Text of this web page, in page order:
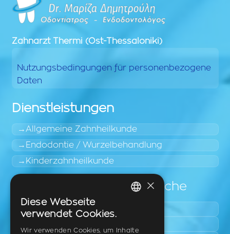
Zahnarzt Thermi (Ost-Thessaloniki)
Nutzungsbedingungen für personenbezogene
Daten
Dienstleistungen
Allgemeine Zahnheilkunde
Endodontie / Wurzelbehandlung
Kinderzahnheilkunde
Leicht zugängliche Bereiche
ENGLISH
×
Diese Webseite
verwendet Cookies.
Wir verwenden Cookies, um Inhalte